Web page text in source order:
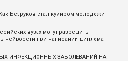
Безруков стал кумиром молодёжи
вузах могут разрешить
нейросети при написании диплома
ИНФЕКЦИОННЫХ ЗАБОЛЕВАНИЙ НА